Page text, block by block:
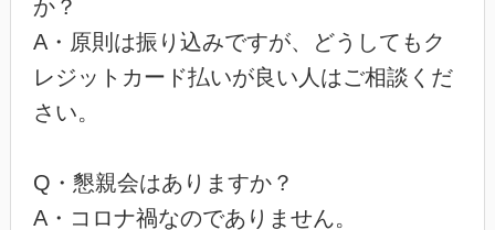
か？
A・原則は振り込みですが、どうしてもク
レジットカード払いが良い人はご相談くだ
さい。
Q・懇親会はありますか？
A・コロナ禍なのでありません。